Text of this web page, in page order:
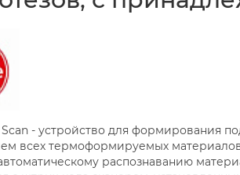
- устройство для формирования
всех термоформируемых
распознаванию